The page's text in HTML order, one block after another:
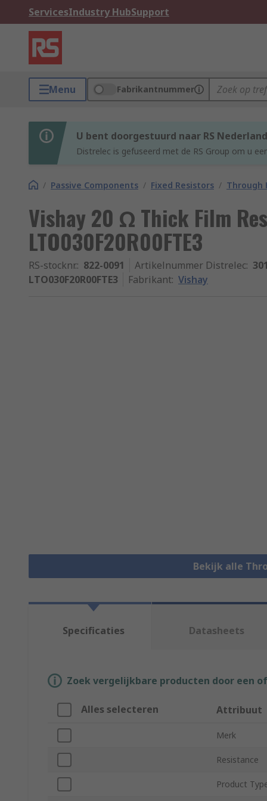
ServicesIndustry HubSupport
Menu Fabrikantnummer
U bent doorgestuurd naar RS Nederland
Distrelec is gefuseerd met de RS Group om u
/ Passive Components / Fixed Resistors / Through
Vishay 20 Ω Thick Film
LTO030F20R00FTE3
RS-stocknr.: 822-0091 Artikelnummer Distrelec:
LTO030F20R00FTE3
Fabrikant: Vishay
Bekijk alle
Specificaties Datasheets
Zoek vergelijkbare producten door een
Alles selecteren Attribuut
Merk
Resistance
Product